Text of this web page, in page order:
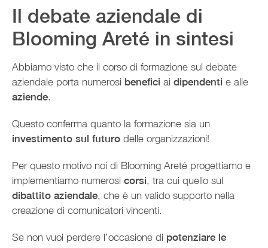
Il debate aziendale di
Blooming Areté in sintesi
Abbiamo visto che il corso di formazione sul debate
aziendale porta numerosi benefici ai dipendenti e alle
aziende.
Questo conferma quanto la formazione sia un
investimento sul futuro delle organizzazioni!
Per questo motivo noi di Blooming Areté progettiamo e
implementiamo numerosi corsi, tra cui quello sul
dibattito aziendale, che è un valido supporto nella
creazione di comunicatori vincenti.
Se non vuoi perdere l’occasione di potenziare le